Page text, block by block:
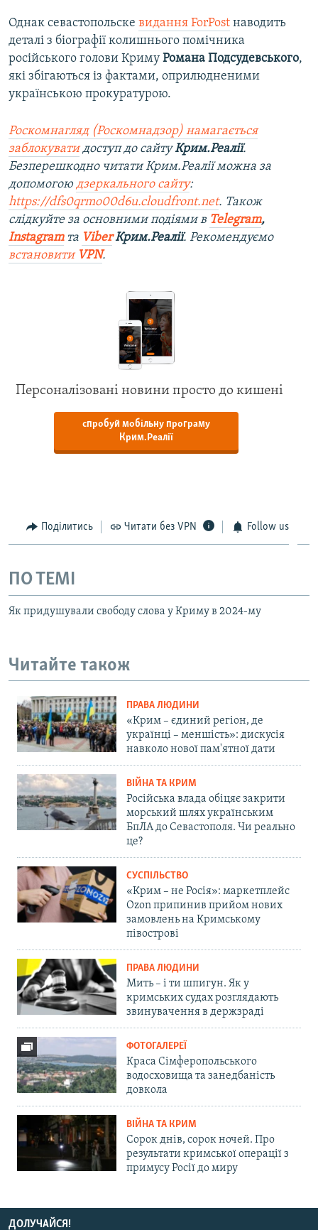
Однак севастопольске видання ForPost наводить
деталі з біографії колишнього помічника
російського голови Криму Романа Подсудевського,
які збігаються із фактами, оприлюдненими
українською прокуратурою.
Роскомнагляд (Роскомнадзор) намагається
заблокуватидоступ до сайтуКрим.Реалії.
Безперешкодно читати Крим.Реалії можна за
допомогою дзеркального сайту:
https://dfs0qrmo00d6u.cloudfront.net. Також
слідкуйте за основними подіями в Telegram,
Instagramта ViberКрим.Реалії. Рекомендуємо
встановити VPN.
Персоналізовані новини просто до кишені
спробуй мобільну програму
Крим.Реалії
Поділитись Читати без VPN Follow us
ПО ТЕМІ
Як придушували свободу слова у Криму в 2024-му
Читайте також
ПРАВА ЛЮДИНИ
«Крим – єдиний регіон, де
українці – меншість»: дискусія
навколо нової пам'ятної дати
ВІЙНА ТА КРИМ
Російська влада обіцяє закрити
морський шлях українським
БпЛА до Севастополя. Чи реально
це?
СУСПІЛЬСТВО
«Крим – не Росія»: маркетплейс
Ozon припинив прийом нових
замовлень на Кримському
півострові
ПРАВА ЛЮДИНИ
Мить – і ти шпигун. Як у
кримських судах розглядають
звинувачення в держзраді
ФОТОГАЛЕРЕЇ
Краса Сімферопольського
водосховища та занедбаність
довкола
ВІЙНА ТА КРИМ
Сорок днів, сорок ночей. Про
результати кримської операції з
примусу Росії до миру
ДОЛУЧАЙСЯ!